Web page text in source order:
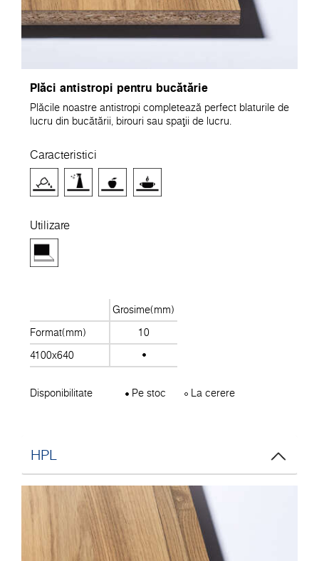
Plăci antistropi pentru bucătărie
Plăcile noastre antistropi completează perfect blaturile de
lucru din bucătării, birouri sau spații de lucru.
Caracteristici
Utilizare
Grosime(mm)
Format(mm)
10
4100x640
Disponibilitate Pe stoc La cerere
HPL